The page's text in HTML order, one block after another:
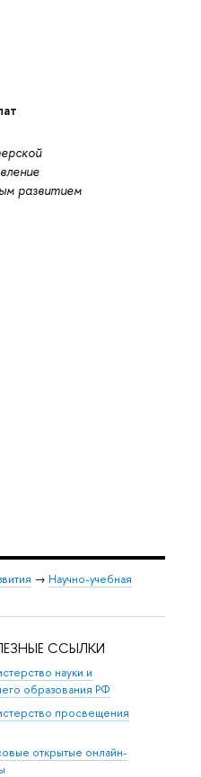
развитием
→ Научно-учебная
ССЫЛКИ
науки и
образования РФ
просвещения
открытые онлайн-